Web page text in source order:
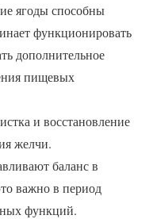
ягоды способны
функционировать
дополнительное
пищевых
и восстановление
желчи.
баланс в
важно в период
функций.